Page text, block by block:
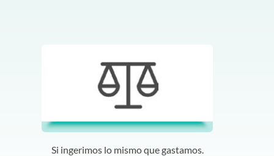
Si ingerimos lo mismo que gastamos.